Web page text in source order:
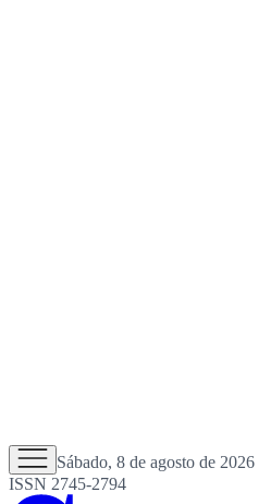
Sábado, 8 de agosto de 2026
ISSN 2745-2794